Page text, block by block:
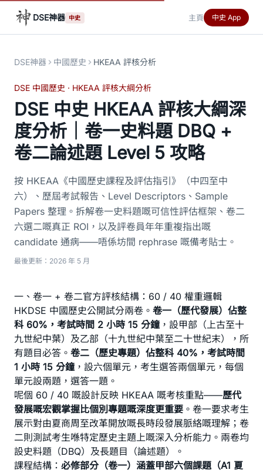
DSE神器 中史 主頁 中史 App
DSE神器 中國歷史 HKEAA 評核分析
DSE 中國歷史 · HKEAA 評核大綱分析
DSE 中史 HKEAA 評核大綱深
度分析｜卷一史料題 DBQ +
卷二論述題 Level 5 攻略
按 HKEAA《中國歷史課程及評估指引》（中四至中
六）、歷屆考試報告、Level Descriptors、Sample
Papers 整理。拆解卷一史料題嘅可信性評估框架、卷二
六選二嘅真正 ROI，以及評卷員年年重複指出嘅
candidate 通病——唔係坊間 rephrase 嘅備考貼士。
最後更新：2026 年 5 月
一、卷一 + 卷二官方評核結構：60 / 40 權重邏輯
HKDSE 中國歷史公開試分兩卷。 卷一（歷代發展）佔整
科 60%，考試時間 2 小時 15 分鐘，設甲部（上古至十
九世紀中葉）及乙部（十九世紀中葉至二十世紀末），所
有題目必答。 卷二（歷史專題）佔整科 40%，考試時間
1 小時 15 分鐘，設六個單元，考生選答兩個單元，每個
單元設兩題，選答一題。
呢個 60 / 40 嘅設計反映 HKEAA 嘅考核重點——歷代
發展嘅宏觀掌握比個別專題嘅深度更重要 。卷一要求考生
展示對由夏商周至改革開放嘅長時段發展脈絡嘅理解；卷
二則測試考生喺特定歷史主題上嘅深入分析能力。兩卷均
設史料題（DBQ）及長題目（論述題）。
課程結構： 必修部分（卷一）涵蓋甲部六個課題（A1 夏